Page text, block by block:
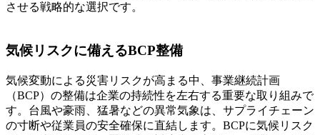
させる戦略的な選択です。
気候リスクに備えるBCP整備
気候変動による災害リスクが高まる中、事業継続計画
（BCP）の整備は企業の持続性を左右する重要な取り組みで
す。台風や豪雨、猛暑などの異常気象は、サプライチェーン
の寸断や従業員の安全確保に直結します。BCPに気候リスク